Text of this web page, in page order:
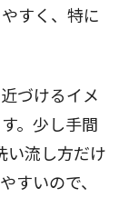
すく、特に
づけるイメ
。少し手間
い流し方だけ
すいので、